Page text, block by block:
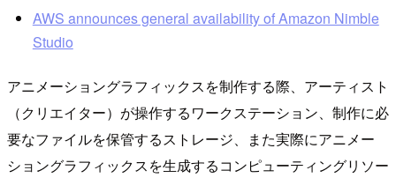
AWS announces general availability of Amazon Nimble
Studio
アニメーショングラフィックスを制作する際、アーティスト
（クリエイター）が操作するワークステーション、制作に必
要なファイルを保管するストレージ、また実際にアニメー
ショングラフィックスを生成するコンピューティングリソー